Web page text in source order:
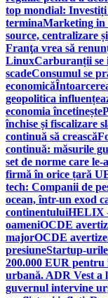
top mondial:
terminaMarketing in
source, centralizare
Franţa vrea să
LinuxCarburanții se
scadeConsumul se
economică
geopolitica
economia încetinește
închise și fiscalizare
continuă să crească
continuă: măsurile
set de norme care
firmă în orice țară
tech: Companii de
ocean, într-un exod
continentuluiHELIX
oameniOCDE
majorOCDE
presiuneStartup-
200.000 EUR
urbană. ADR Vest a
guvernul intervine